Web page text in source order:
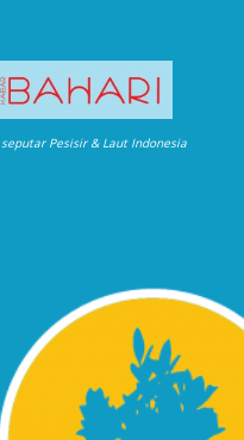
Pesisir & Laut Indonesia